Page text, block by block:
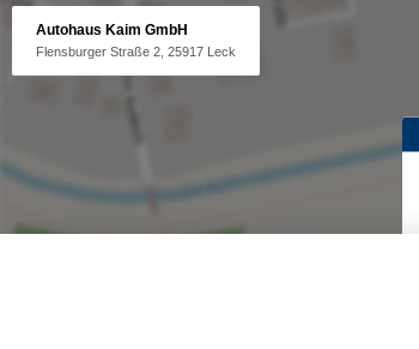
Autohaus Kaim GmbH
Flensburger Straße 2, 25917 Leck